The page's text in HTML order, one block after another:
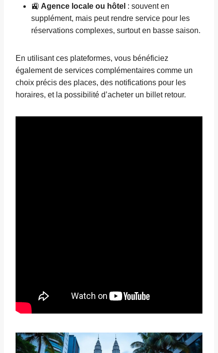
🚉 Agence locale ou hôtel : souvent en
supplément, mais peut rendre service pour les
réservations complexes, surtout en basse saison.
En utilisant ces plateformes, vous bénéficiez
également de services complémentaires comme un
choix précis des places, des notifications pour les
horaires, et la possibilité d’acheter un billet retour.